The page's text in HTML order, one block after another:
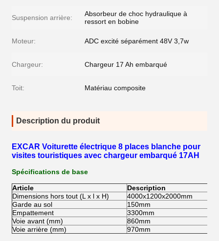
Suspension arrière:
Absorbeur de choc hydraulique à
ressort en bobine
Moteur: ADC excité séparément 48V 3,7w
Chargeur: Chargeur 17 Ah embarqué
Toit: Matériau composite
Description du produit
EXCAR Voiturette électrique 8 places blanche pour
visites touristiques avec chargeur embarqué 17AH
Spécifications de base
Article
Description
Dimensions hors tout (L x l x H)
4000x1200x2000mm
Garde au sol
150mm
Empattement
3300mm
Voie avant (mm)
860mm
Voie arrière (mm)
970mm